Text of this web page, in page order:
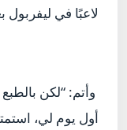
لاعبًا في
وأتم: “لكن
أول يوم لي،